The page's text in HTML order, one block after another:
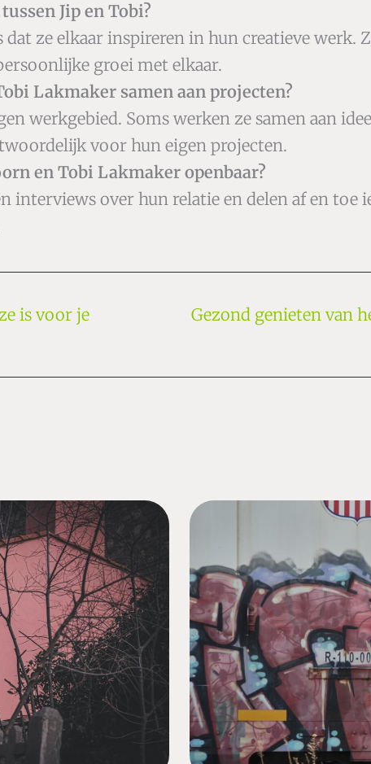
Jip en Tobi?
ze elkaar inspireren in hun creatieve werk.
groei met elkaar.
Lakmaker samen aan projecten?
werkgebied. Soms werken ze samen aan
voor hun eigen projecten.
en Tobi Lakmaker openbaar?
interviews over hun relatie en delen af en
is voor je
Gezond genieten van